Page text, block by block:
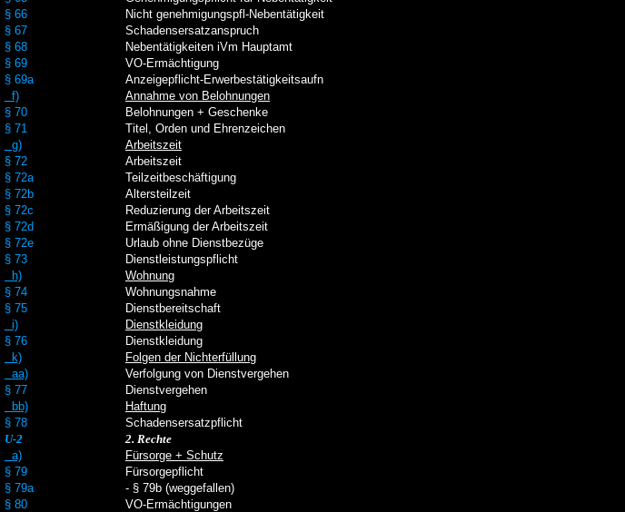
§ 66
§ 67
§ 68
§ 69
§ 69a
f)
§ 70
§ 71
g)
§ 72
§ 72a
§ 72b
§ 72c
§ 72d
§ 72e
§ 73
h)
§ 74
§ 75
i)
§ 76
k)
aa)
§ 77
bb)
§ 78
Nicht genehmigungspfl-Nebentätigkeit
Schadensersatzanspruch
Nebentätigkeiten iVm Hauptamt
VO-Ermächtigung
Anzeigepflicht-Erwerbestätigkeitsaufn
Annahme von Belohnungen
Belohnungen + Geschenke
Titel, Orden und Ehrenzeichen
Arbeitszeit
Arbeitszeit
Teilzeitbeschäftigung
Altersteilzeit
Reduzierung der Arbeitszeit
Ermäßigung der Arbeitszeit
Urlaub ohne Dienstbezüge
Dienstleistungspflicht
Wohnung
Wohnungsnahme
Dienstbereitschaft
Dienstkleidung
Dienstkleidung
Folgen der Nichterfüllung
Verfolgung von Dienstvergehen
Dienstvergehen
Haftung
Schadensersatzpflicht
U-2
2. Rechte
a)
§ 79
§ 79a
§ 80
Fürsorge + Schutz
Fürsorgepflicht
- § 79b (weggefallen)
VO-Ermächtigungen